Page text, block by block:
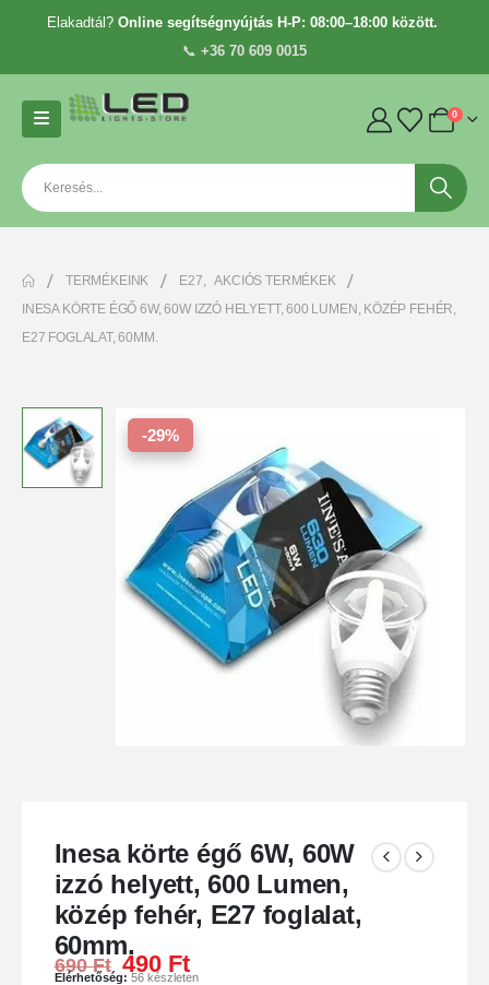
Elakadtál? Online segítségnyújtás H-P: 08:00–18:00 között.
📞 +36 70 609 0015
0
TERMÉKEINK E27, AKCIÓS TERMÉKEK
INESA KÖRTE ÉGŐ 6W, 60W IZZÓ HELYETT, 600 LUMEN, KÖZÉP FEHÉR,
E27 FOGLALAT, 60MM.
-29%
Inesa körte égő 6W, 60W
izzó helyett, 600 Lumen,
közép fehér, E27 foglalat,
60mm.
690Ft 490 Ft
Elérhetőség: 56 készleten